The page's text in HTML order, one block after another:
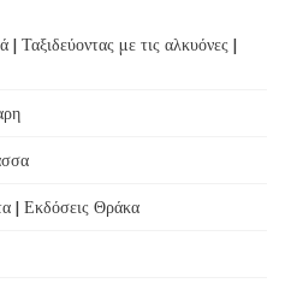
Ταξιδεύοντας με τις αλκυόνες |
| Εκδόσεις Θράκα